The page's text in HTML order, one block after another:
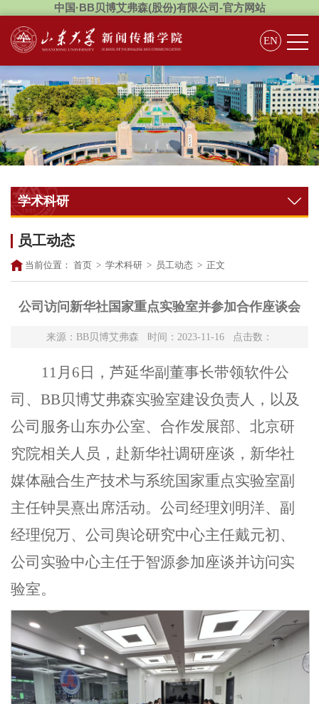
中国·BB贝博艾弗森(股份)有限公司-官方网站
EN
学术科研
员工动态
当前位置： 首页 > 学术科研 > 员工动态 > 正文
公司访问新华社国家重点实验室并参加合作座谈会
来源：BB贝博艾弗森 时间：2023-11-16 点击数：
11月6日，芦延华副董事长带领软件公
司、BB贝博艾弗森实验室建设负责人，以及
公司服务山东办公室、合作发展部、北京研
究院相关人员，赴新华社调研座谈，新华社
媒体融合生产技术与系统国家重点实验室副
主任钟昊熹出席活动。公司经理刘明洋、副
经理倪万、公司舆论研究中心主任戴元初、
公司实验中心主任于智源参加座谈并访问实
验室。